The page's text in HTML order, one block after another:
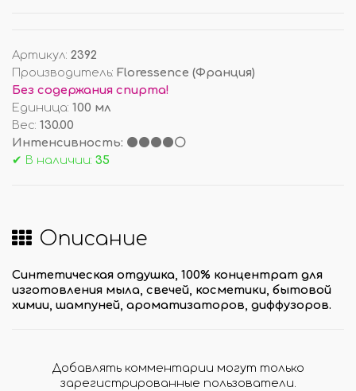
Артикул: 2392
Производитель: Floressence (Франция)
Без содержания спирта!
Единица: 100 мл
Вес: 130.00
Интенсивность: ⚫⚫⚫⚫⚪
✔ В наличии: 35
Описание
Синтетическая отдушка, 100% концентрат для
изготовления мыла, свечей, косметики, бытовой
химии, шампуней, ароматизаторов, диффузоров.
Добавлять комментарии могут только
зарегистрированные пользователи.